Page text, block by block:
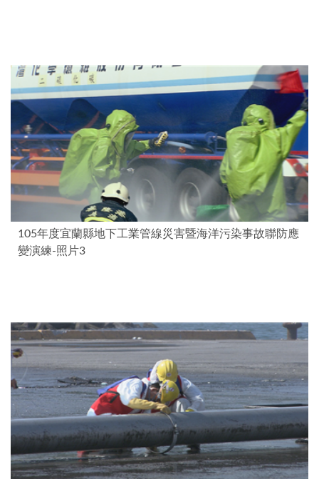
105年度宜蘭縣地下工業管線災害暨海洋污染事故聯防應
變演練-照片3